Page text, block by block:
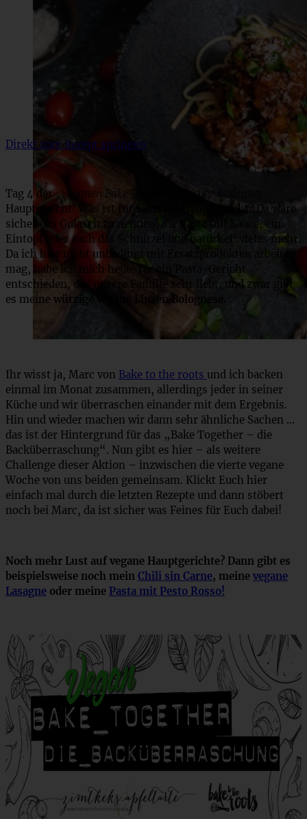
Direkt zum Rezept springen
Tag 4 der„Veganen Bake Together-Woche“ bedeutet:
Hauptgericht! Was ist für Euch ein Hauptgericht? Da wäre
sicher das Gulasch zu nennen, die Pasta mit Sauce, ein
Eintopf oder auch das Schnitzel und natürlich vieles mehr.
Da ich hier nicht unbedingt mit Ersatzprodukten arbeiten
mag, habe ich mich heute für ein Pasta-Gericht
entschieden, das unsere Familie sehr liebt, und zwar gibt
es meine würzige vegane Linsen Bolognese.
Ihr wisst ja, Marc von Bake to the roots und ich backen
einmal im Monat zusammen, allerdings jeder in seiner
Küche und wir überraschen einander mit dem Ergebnis.
Hin und wieder machen wir dann sehr ähnliche Sachen …
das ist der Hintergrund für das „Bake Together – die
Backüberraschung“. Nun gibt es hier – als weitere
Challenge dieser Aktion – inzwischen die vierte vegane
Woche von uns beiden gemeinsam. Klickt Euch hier
einfach mal durch die letzten Rezepte und dann stöbert
noch bei Marc, da ist sicher was Feines für Euch dabei!
Noch mehr Lust auf vegane Hauptgerichte? Dann gibt es
beispielsweise noch mein Chili sin Carne, meine vegane
Lasagne oder meine Pasta mit Pesto Rosso!